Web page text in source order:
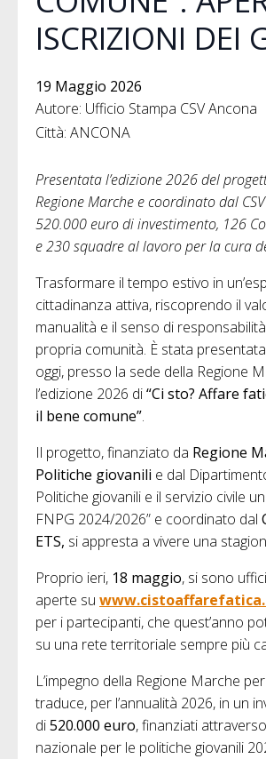
ISCRIZIONI DEI
19 Maggio 2026
Autore: Ufficio Stampa CSV Ancona
Città: ANCONA
Presentata l’edizione 2026 del
Regione Marche e coordinato dal
520.000 euro di investimento, 126
e 230 squadre al lavoro per la cura
Trasformare il tempo estivo in
cittadinanza attiva, riscoprendo il
manualità e il senso di
propria comunità. È stata
oggi, presso la sede della Regione
l’edizione 2026 di“Ci sto? Affare
il bene comune”.
Il progetto, finanziato da Regione
Politiche giovanili e dal
Politiche giovanili e il servizio civile
FNPG 2024/2026” e coordinato dal
ETS, si appresta a vivere una
Proprio ieri, 18 maggio, si sono
aperte su
per i partecipanti, che quest’anno
su una rete territoriale sempre più
L’impegno della Regione Marche
traduce, per l’annualità 2026, in un
di520.000 euro, finanziati
nazionale per le politiche giovanili